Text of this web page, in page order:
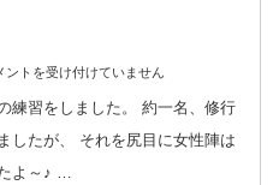
ントを受け付けていません
練習をしました。 約一名、修行
したが、 それを尻目に女性陣は
よ～♪ …